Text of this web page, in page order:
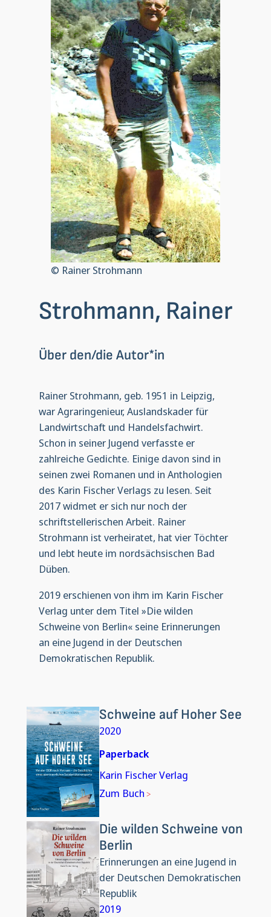
© Rainer Strohmann
Strohmann, Rainer
Über den/die Autor*in
Rainer Strohmann, geb. 1951 in Leipzig,
war Agraringenieur, Auslandskader für
Landwirtschaft und Handelsfachwirt.
Schon in seiner Jugend verfasste er
zahlreiche Gedichte. Einige davon sind in
seinen zwei Romanen und in Anthologien
des Karin Fischer Verlags zu lesen. Seit
2017 widmet er sich nur noch der
schriftstellerischen Arbeit. Rainer
Strohmann ist verheiratet, hat vier Töchter
und lebt heute im nordsächsischen Bad
Düben.
2019 erschienen von ihm im Karin Fischer
Verlag unter dem Titel »Die wilden
Schweine­ von Berlin« seine Erinnerungen
an eine Jugend in der Deutschen
Demokratischen Republik.
Schweine auf Hoher See
2020
Paperback
Karin Fischer Verlag
Zum Buch
Die wilden Schweine von
Berlin
Erinnerungen an eine Jugend in
der Deutschen Demokratischen
Republik
2019